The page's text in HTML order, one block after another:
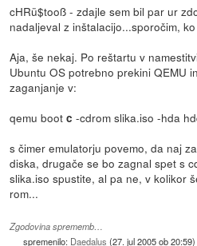
cHRü$tooß - zdajle sem bil par ur
nadaljeval z inštalacijo...sporočim,
Aja, še nekaj. Po reštartu v
Ubuntu OS potrebno prekini QEMU
zaganjanje v:
qemu bootc -cdrom slika.iso -hda
s čimer emulatorju povemo, da naj
diska, drugače se bo zagnal spet s
slika.iso spustite, al pa ne, v kolikor
rom...
Zgodovina sprememb…
spremenilo: Daedalus (27. jul 2005 ob 20:59)